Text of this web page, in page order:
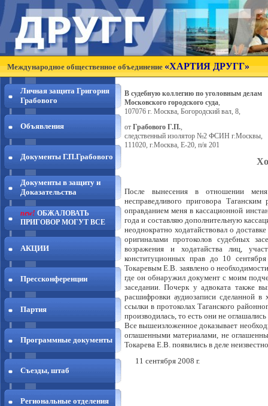
Международное общественное объединение«ХАРТИЯ ДРУГГ»
Личная защита Григория
Грабового
Объявления
Документы Г.П.Грабового
Документы в защиту и
Доказательства
new! ОБЖАЛОВАТЬ
ПРИГОВОР МОГУТ ВСЕ
АКЦИИ
Прессконференции
Партия
Программные документы
Съезды, штаб
Региональные отделения
В судебную коллегию по уголовным делам
Московского городского суда,
107076 г. Москва, Богородский вал, 8,
от Грабового Г.П.,
следственный изолятор №2 ФСИН г.Москвы,
111020, г.Москва, Е-20, п/я 201
После вынесения в отношении
несправедливого приговора
оправданием меня в кассационной
года и составляю дополнительную
неоднократно ходатайствовал о
оригиналами протоколов судебных
возражения и ходатайства лиц,
конституционных прав до 10
Токаревым Е.В. заявлено о
где он обнаружил документ с моим
заседании. Почерк у адвоката также
расшифровки аудиозаписи сделанной в
ссылки в протоколах Таганского
производилась, то есть они не
Все вышеизложенное доказывает
оглашенными материалами, не
Токарева Е.В. появились в деле
11 сентября 2008 г.